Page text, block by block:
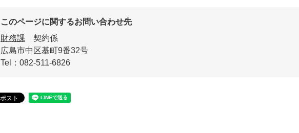
このページに関するお問い合わせ先
財務課
契約係
広島市中区基町9番32号
Tel：082-511-6826